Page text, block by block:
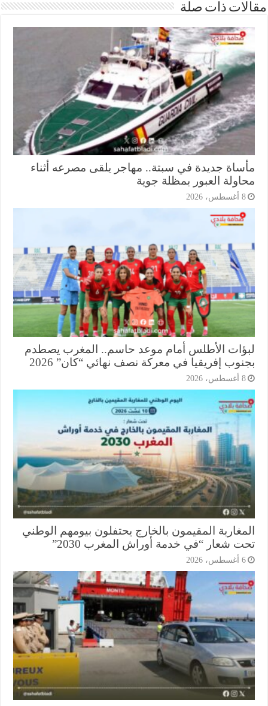
ذات صلة
جديدة في سبتة.. مهاجر يلقى مصرعه أثناء
العبور بمظلة جوية
الأطلس أمام موعد حاسم.. المغرب يصطدم
إفريقيا في معركة نصف نهائي “كان” 2026
المقيمون بالخارج يحتفلون بيومهم الوطني
شعار “في خدمة أوراش المغرب 2030”